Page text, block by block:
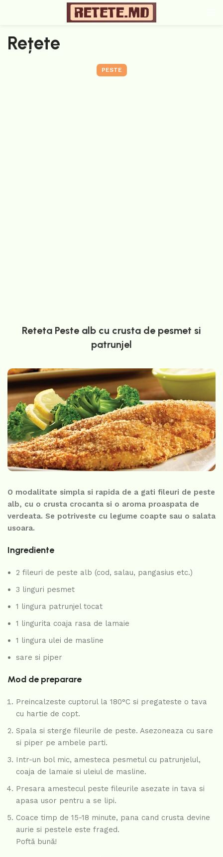
Rețete
PESTE
Reteta Peste alb cu crusta de pesmet si
patrunjel
O modalitate simpla si rapida de a gati fileuri de peste
alb, cu o crusta crocanta si o aroma proaspata de
verdeata. Se potriveste cu legume coapte sau o salata
usoara.
Ingrediente
2 fileuri de peste alb (cod, salau, pangasius etc.)
3 linguri pesmet
1 lingura patrunjel tocat
1 lingurita coaja rasa de lamaie
1 lingura ulei de masline
sare si piper
Mod de preparare
Preincalzeste cuptorul la 180°C si pregateste o tava
cu hartie de copt.
Spala si sterge fileurile de peste. Asezoneaza cu sare
si piper pe ambele parti.
Intr-un bol mic, amesteca pesmetul cu patrunjelul,
coaja de lamaie si uleiul de masline.
Presara amestecul peste fileurile asezate in tava si
apasa usor pentru a se lipi.
Coace timp de 15-18 minute, pana cand crusta devine
aurie si pestele este fraged.
Poftă bună!